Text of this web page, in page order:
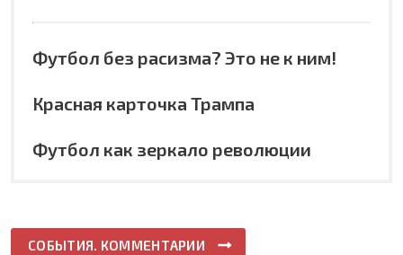
Футбол без расизма? Это не к ним!
Красная карточка Трампа
Футбол как зеркало революции
СОБЫТИЯ. КОММЕНТАРИИ